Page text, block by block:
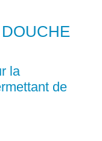
la
de